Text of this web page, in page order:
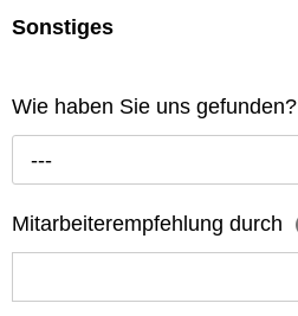
Sonstiges
Wie haben Sie uns gefunden?
---
Mitarbeiterempfehlung durch